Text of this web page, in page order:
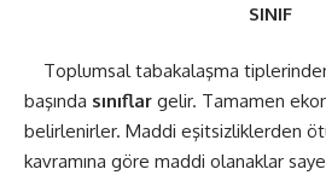
SINIF
Toplumsal tabakalaşma
başında sınıflar gelir. Tamamen
belirlenirler. Maddi eşitsizliklerden
kavramına göre maddi olanaklar